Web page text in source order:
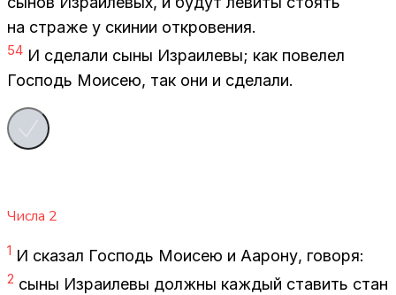
на стра­же у ски­нии от­кро­ве­ния.
54 И сде­ла­ли сыны Из­ра­и­ле­вы; как по­ве­лел
Гос­подь Мо­и­сею, так они и сде­ла­ли.
Числа 2
1 И ска­зал Гос­подь Мо­и­сею и Ааро­ну, го­во­ря:
2 сыны Из­ра­и­ле­вы долж­ны каж­дый ста­вить стан